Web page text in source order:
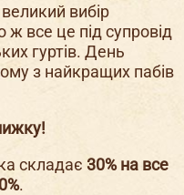
вибір
ж все це під супровід
гуртів. День
з найкращих пабів
складає 30% на все
.